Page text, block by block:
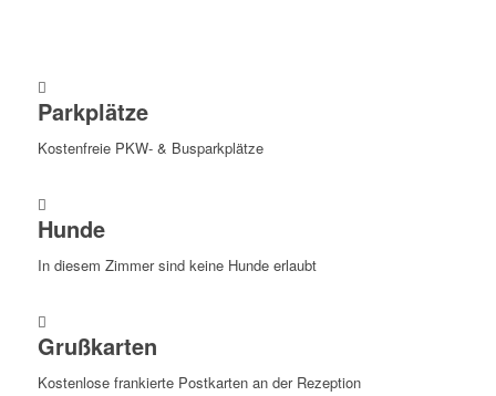
Parkplätze
Kostenfreie PKW- & Busparkplätze
Hunde
In diesem Zimmer sind keine Hunde erlaubt
Grußkarten
Kostenlose frankierte Postkarten an der Rezeption